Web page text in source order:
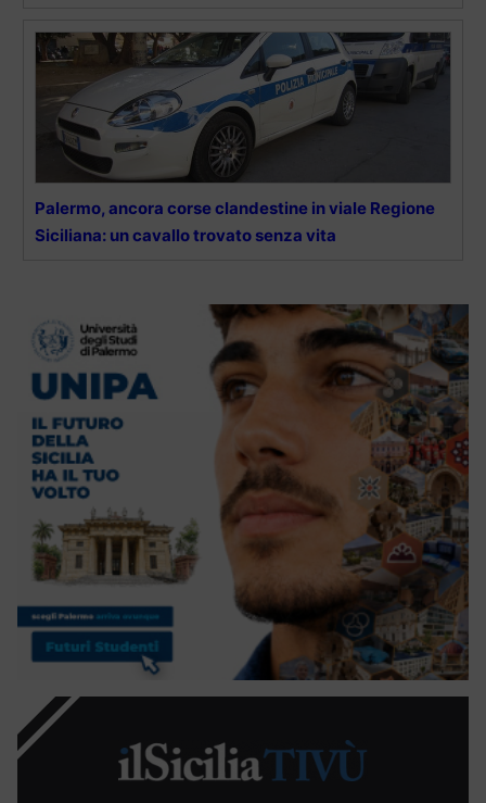
Palermo, ancora corse clandestine in viale Regione
Siciliana: un cavallo trovato senza vita